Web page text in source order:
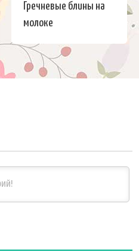
Гречневые блины на
молоке